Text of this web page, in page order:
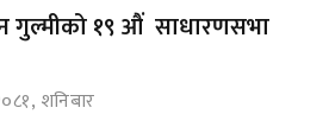
गुल्मीको १९ औं साधारणसभा
शनिबार